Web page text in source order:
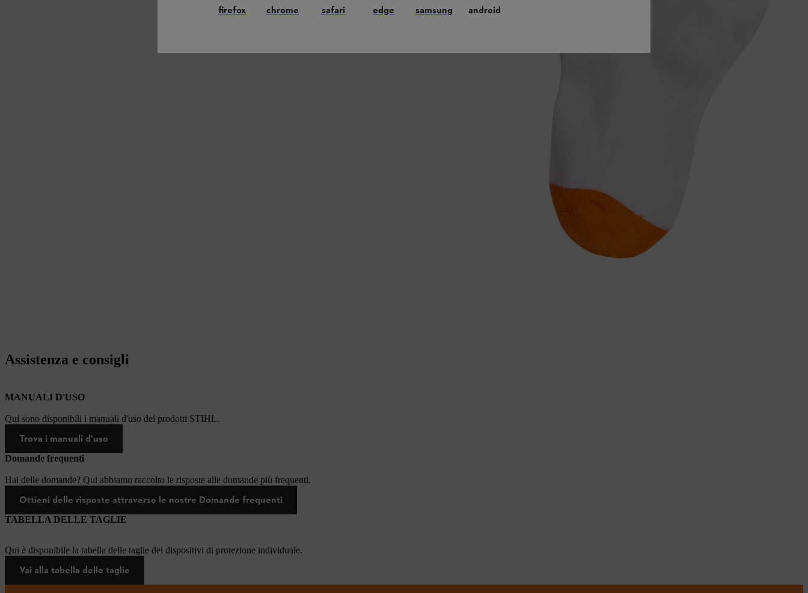
Assistenza e consigli
MANUALI D'USO
Qui sono disponibili i manuali d'uso dei prodotti STIHL.
Trova i manuali d'uso
Domande frequenti
Hai delle domande? Qui abbiamo raccolto le risposte alle domande più frequenti.
Ottieni delle risposte attraverso le nostre Domande frequenti
TABELLA DELLE TAGLIE
Qui è disponibile la tabella delle taglie dei dispositivi di protezione individuale.
Vai alla tabella delle taglie
firefox chrome safari edge samsung android